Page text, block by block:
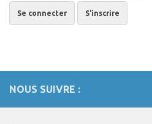
Fit-innov’/ Men
Gain de masse / Men
Performance & Récupération
Se connecter S'inscrire
NOUS SUIVRE :